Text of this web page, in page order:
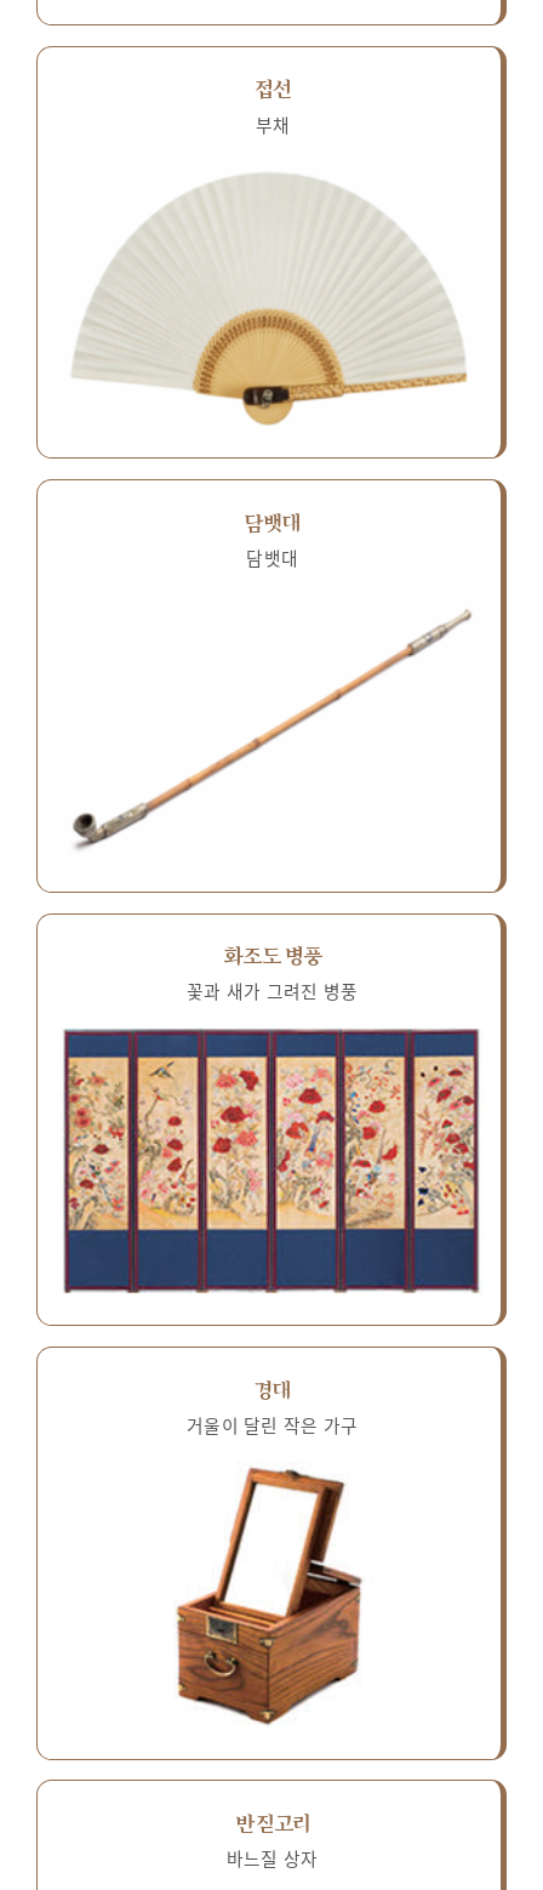
접선
부채
담뱃대
담뱃대
화조도 병풍
꽃과 새가 그려진 병풍
경대
거울이 달린 작은 가구
반짇고리
바느질 상자